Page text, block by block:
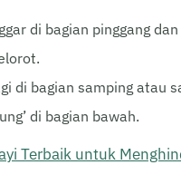
di bagian pinggang
di bagian samping atau
di bagian bawah.
Terbaik untuk